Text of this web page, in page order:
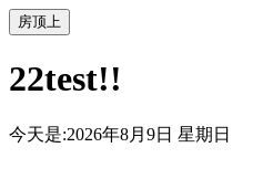
房顶上
22test!!
今天是:2026年8月9日 星期日